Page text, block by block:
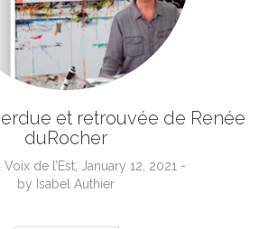
et retrouvée de Renée
duRocher
de l’Est, January 12, 2021 -
by Isabel Authier